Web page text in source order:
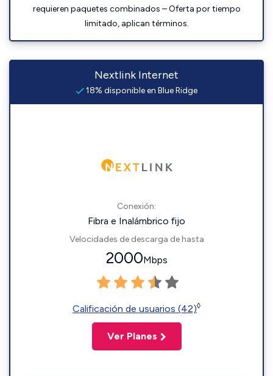
requieren paquetes combinados – Oferta por tiempo
limitado, aplican términos.
Nextlink Internet
18% disponible en Blue Ridge
Conexión:
Fibra e Inalámbrico fijo
Velocidades de descarga de hasta
2000Mbps
Calificación de usuarios (42)◊
Ver Planes